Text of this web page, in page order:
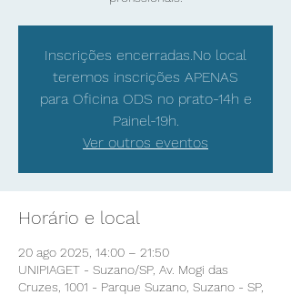
Inscrições encerradas.No local
teremos inscrições APENAS
para Oficina ODS no prato-14h e
Painel-19h.
Ver outros eventos
Horário e local
20 ago 2025, 14:00 – 21:50
UNIPIAGET - Suzano/SP, Av. Mogi das
Cruzes, 1001 - Parque Suzano, Suzano - SP,